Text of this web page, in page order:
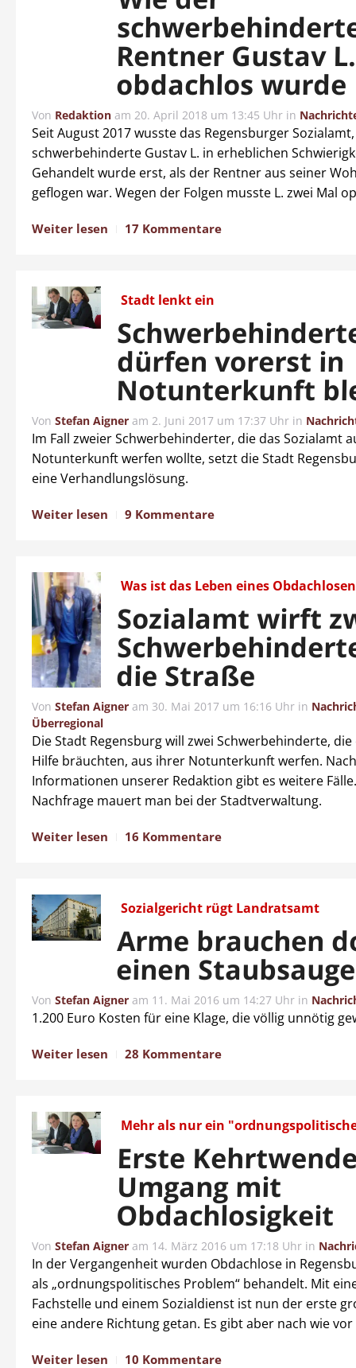
Rentner Gustav
obdachlos wurde
Von Redaktion am 20. April 2018 um 13:45 Uhr in
Seit August 2017 wusste das Regensburger
schwerbehinderte Gustav L. in erheblichen
Gehandelt wurde erst, als der Rentner aus seiner
geflogen war. Wegen der Folgen musste L. zwei Mal
Weiter lesen 17 Kommentare
Stadt lenkt ein
dürfen vorerst in
Notunterkunft
Von Stefan Aigner am 2. Juni 2017 um 17:37 Uhr in
Im Fall zweier Schwerbehinderter, die das Sozialamt
Notunterkunft werfen wollte, setzt die Stadt
eine Verhandlungslösung.
Weiter lesen 9 Kommentare
Was ist das Leben eines
Sozialamt wirft
die Straße
Von Stefan Aigner am 30. Mai 2017 um 16:16 Uhr in
Überregional
Die Stadt Regensburg will zwei Schwerbehinderte,
Hilfe bräuchten, aus ihrer Notunterkunft werfen. Nach
Informationen unserer Redaktion gibt es weitere
Nachfrage mauert man bei der Stadtverwaltung.
Weiter lesen 16 Kommentare
Sozialgericht rügt Landratsamt
Arme brauchen
einen
Von Stefan Aigner am 11. Mai 2016 um 14:27 Uhr in
1.200 Euro Kosten für eine Klage, die völlig unnötig
Weiter lesen 28 Kommentare
Mehr als nur ein
Erste
Umgang mit
Obdachlosigkeit
Von Stefan Aigner am 14. März 2016 um 17:18 Uhr in
In der Vergangenheit wurden Obdachlose in
als „ordnungspolitisches Problem“ behandelt. Mit
Fachstelle und einem Sozialdienst ist nun der erste
eine andere Richtung getan. Es gibt aber nach wie
Weiter lesen 10 Kommentare